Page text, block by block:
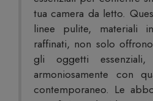
tua camera da letto.
linee pulite, materiali
raffinati, non solo
gli oggetti
armoniosamente con
contemporaneo. Le